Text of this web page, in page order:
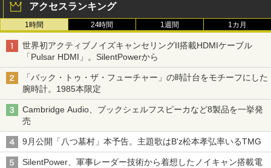
アクセスランキング
1時間 24時間 1週間 1カ月
世界初アクティブノイズキャンセリングII搭載HDMIケーブル
「Pulsar HDMI」。SilentPowerから
「バック・トゥ・ザ・フューチャー」の時計台をモチーフにした
腕時計。1985本限定
Cambridge Audio、ブックシェルフスピーカなど8製品を一挙発
売
9月公開「八つ墓村」本予告。主題歌はB'z松本孝弘率いるTMG
SilentPower、軍事レーダー技術から着想したノイキャン搭載電